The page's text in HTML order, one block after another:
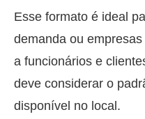
Esse formato é ideal
demanda ou
a funcionários e
deve considerar o
disponível no local.